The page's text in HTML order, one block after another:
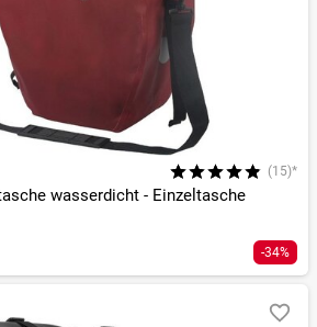
(15)*
wasserdicht - Einzeltasche
-34%